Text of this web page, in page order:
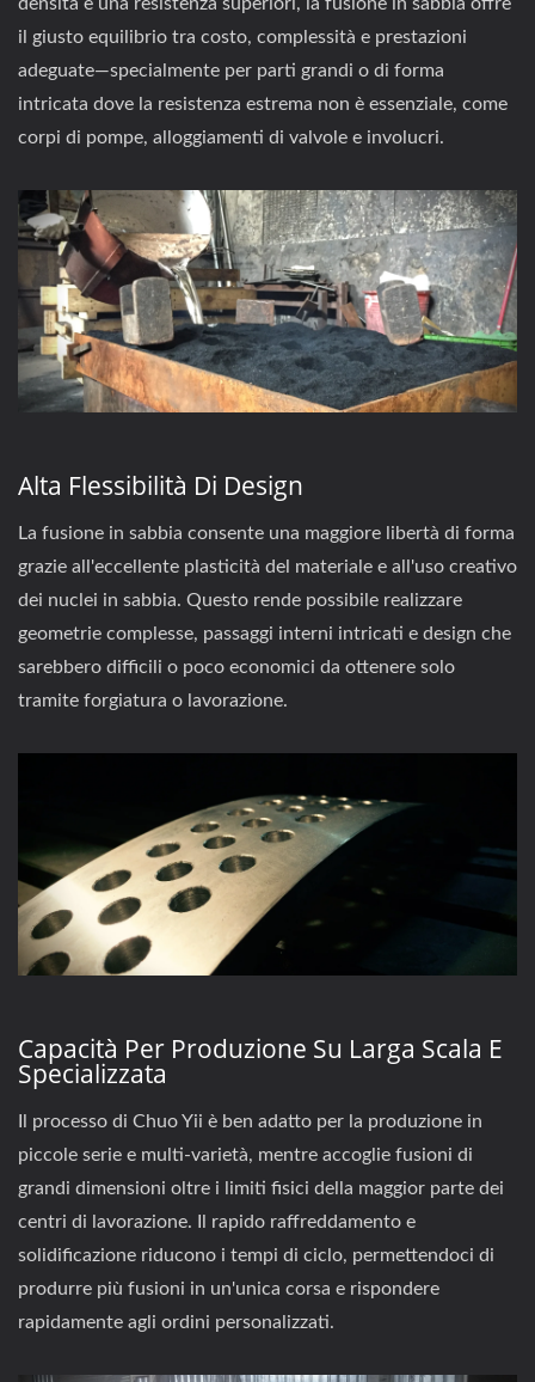
il giusto equilibrio tra costo, complessità e prestazioni
adeguate—specialmente per parti grandi o di forma
intricata dove la resistenza estrema non è essenziale, come
corpi di pompe, alloggiamenti di valvole e involucri.
Alta Flessibilità Di Design
La fusione in sabbia consente una maggiore libertà di forma
grazie all'eccellente plasticità del materiale e all'uso creativo
dei nuclei in sabbia. Questo rende possibile realizzare
geometrie complesse, passaggi interni intricati e design che
sarebbero difficili o poco economici da ottenere solo
tramite forgiatura o lavorazione.
Capacità Per Produzione Su Larga Scala E
Specializzata
Il processo di Chuo Yii è ben adatto per la produzione in
piccole serie e multi-varietà, mentre accoglie fusioni di
grandi dimensioni oltre i limiti fisici della maggior parte dei
centri di lavorazione. Il rapido raffreddamento e
solidificazione riducono i tempi di ciclo, permettendoci di
produrre più fusioni in un'unica corsa e rispondere
rapidamente agli ordini personalizzati.